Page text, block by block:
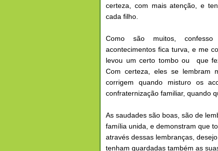
certeza, com mais atenção, e
cada filho.
Como são muitos,
acontecimentos fica turva, e me
levou um certo tombo ou que
Com certeza, eles se lembram
corrigem quando misturo os
confraternização familiar, quando
As saudades são boas, são de
família unida, e demonstram que
através dessas lembranças,
tenham guardadas também as